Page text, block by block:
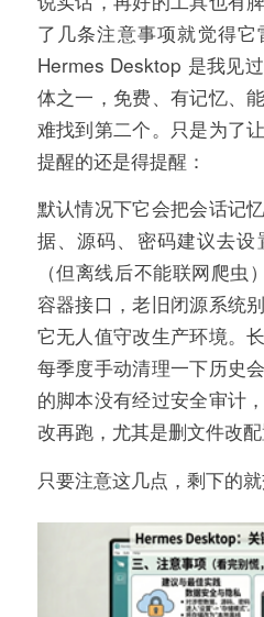
了几条注意事项就觉得
Hermes Desktop 是我见
体之一，免费、有记忆、
难找到第二个。只是为了
提醒的还是得提醒：
默认情况下它会把会话记
据、源码、密码建议去
（但离线后不能联网爬
容器接口，老旧闭源系统
它无人值守改生产环境。
每季度手动清理一下历史
的脚本没有经过安全审计
改再跑，尤其是删文件改配
只要注意这几点，剩下的就